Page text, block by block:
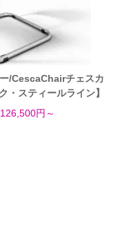
/CescaChairチェスカ
・スティールライン】
126,500円～